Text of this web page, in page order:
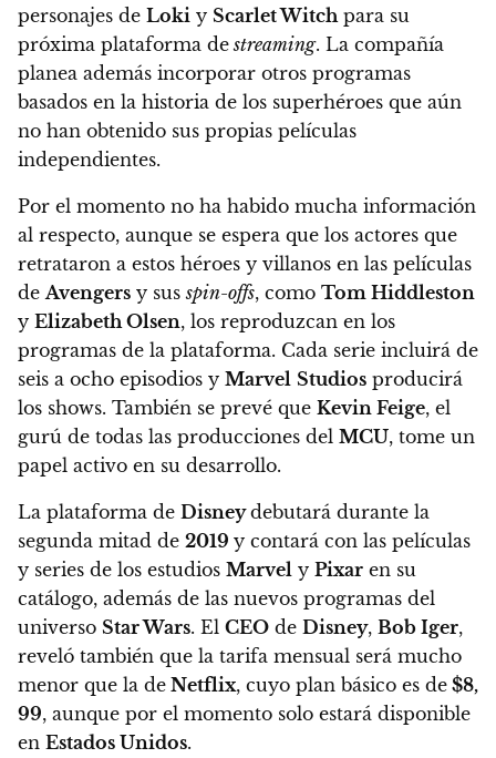
personajes de Loki y Scarlet Witchpara su
próxima plataforma destreaming. La compañía
planea además incorporar otros programas
basados en la historia de los superhéroes que aún
no han obtenido sus propias películas
independientes.
Por el momento no ha habido mucha información
al respecto, aunque se espera que los actores que
retrataron a estos héroes y villanos en las películas
deAvengers y susspin-offs, como Tom Hiddleston
y Elizabeth Olsen, los reproduzcan en los
programas de la plataforma. Cada serie incluirá de
seis a ocho episodios y Marvel Studios producirá
los shows. También se prevé que Kevin Feige, el
gurú de todas las producciones del MCU, tome un
papel activo en su desarrollo.
La plataforma de Disneydebutará durante la
segunda mitad de 2019 y contará con las películas
y series de los estudios Marvel y Pixar en su
catálogo, además de las nuevos programas del
universo Star Wars. El CEO de Disney, Bob Iger,
reveló también que la tarifa mensual será mucho
menor que la de Netflix, cuyo plan básico es de $8,
99, aunque por el momento solo estará disponible
en Estados Unidos.